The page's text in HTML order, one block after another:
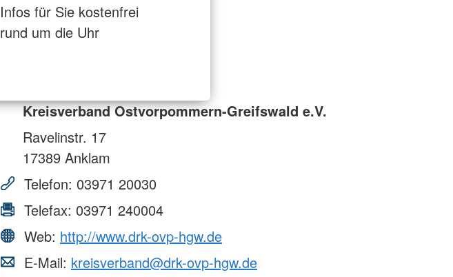
Infos für Sie kostenfrei
rund um die Uhr
Kreisverband Ostvorpommern-Greifswald e.V.
Ravelinstr. 17
17389 Anklam
Telefon: 03971 20030
Telefax: 03971 240004
Web: http://www.drk-ovp-hgw.de
E-Mail: kreisverband@drk-ovp-hgw.de